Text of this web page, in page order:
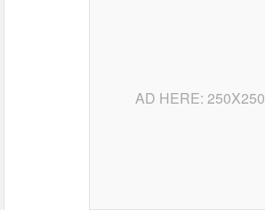
AD HERE: 250X250